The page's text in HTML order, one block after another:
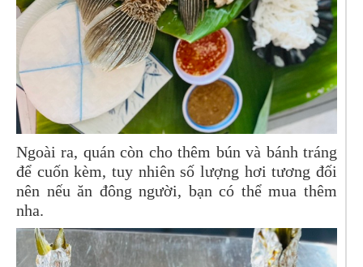
Ngoài ra, quán còn cho thêm bún và bánh tráng
để cuốn kèm, tuy nhiên số lượng hơi tương đối
nên nếu ăn đông người, bạn có thể mua thêm
nha.